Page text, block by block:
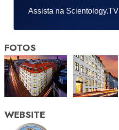
Assista na Scientology.TV
FOTOS
WEBSITE